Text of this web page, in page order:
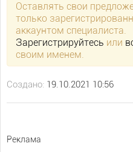
Оставлять свои
только
аккаунтом специалиста.
Зарегистрируйтесь или
своим именем.
Создано: 19.10.2021 10:56
Реклама